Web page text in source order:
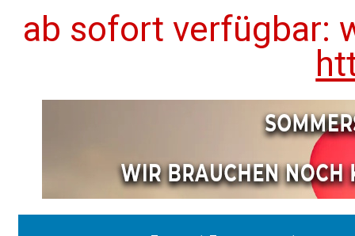
ab sofort verfügbar: